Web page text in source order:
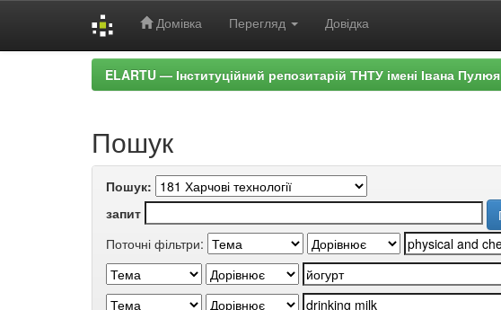
Домівка Перегляд Довідка
ELARTU — Інституційний репозитарій ТНТУ імені Івана Пулюя
Пошук
Пошук:
запит
Поточні фільтри: